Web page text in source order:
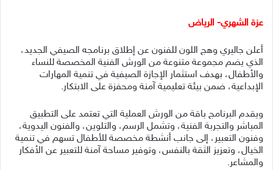
عزة الشهري- الرياض
أعلن جاليري وهج اللون للفنون عن إطلاق برنامجه الصيفي الجديد،
الذي يضم مجموعة متنوعة من الورش الفنية المخصصة للنساء
والأطفال، بهدف استثمار الإجازة الصيفية في تنمية المهارات
الإبداعية، ضمن بيئة تعليمية آمنة ومحفزة على الابتكار.
ويقدم البرنامج باقة من الورش العملية التي تعتمد على التطبيق
المباشر والتجربة الفنية، وتشمل الرسم، والتلوين، والفنون اليدوية،
وفنون التعبير، إلى جانب أنشطة مخصصة للأطفال تسهم في تنمية
الخيال، وتعزيز الثقة بالنفس، وتوفير مساحة آمنة للتعبير عن الأفكار
والمشاعر.